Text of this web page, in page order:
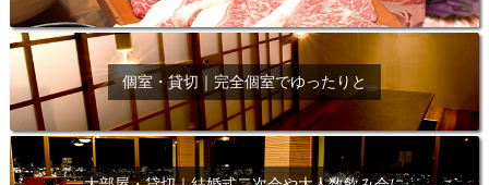
個室・貸切｜完全個室でゆったりと